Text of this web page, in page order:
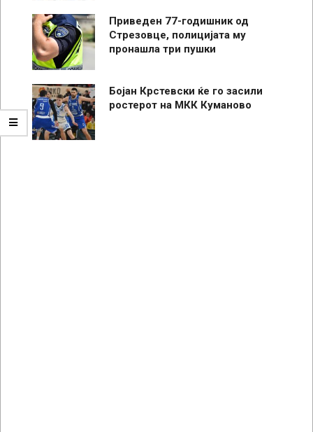
Приведен 77-годишник од
Стрезовце, полицијата му
пронашла три пушки
Бојан Крстевски ќе го засили
ростерот на МКК Куманово